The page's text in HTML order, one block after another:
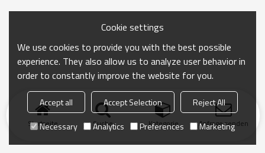
Startseite Suche Kategorie Anfrage senden
Cookie settings
We use cookies to provide you with the best possible
experience. They also allow us to analyze user behavior in
order to constantly improve the website for you.
Accept all Accept Selection
Reject All
Necessary
Analytics Preferences Marketing